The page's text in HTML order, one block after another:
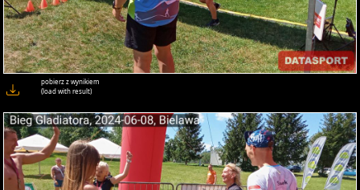
pobierz z wynikiem
(load with result)